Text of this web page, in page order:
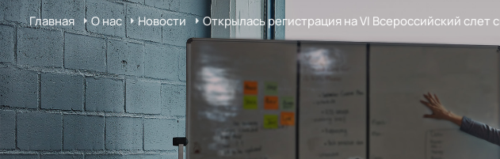
Главная О нас Новости Открылась регистрация на VI Всероссийский слет